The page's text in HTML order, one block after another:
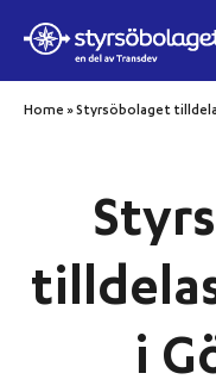
Frakt och gods
Home »Styrsöbolaget
i